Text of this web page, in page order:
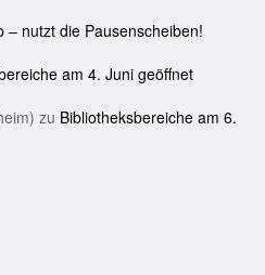
– nutzt die Pausenscheiben!
am 4. Juni geöffnet
zu Bibliotheksbereiche am 6.